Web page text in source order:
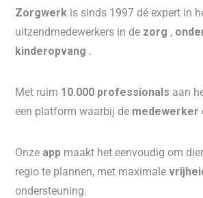
Zorgwerk is sinds 1997 dé expert in
uitzendmedewerkers in de zorg ,
kinderopvang .
Met ruim 10.000 professionals aan
een platform waarbij de medewerker
Onze app maakt het eenvoudig om
regio te plannen, met maximale
ondersteuning.